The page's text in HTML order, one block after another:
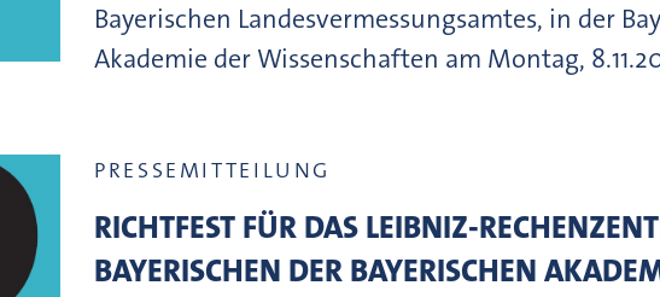
Bayerischen Landesvermessungsamtes, in der
Akademie der Wissenschaften am Montag,
PRESSEMITTEILUNG
RICHTFEST FÜR DAS LEIBNIZ-
BAYERISCHEN DER BAYERISCHEN